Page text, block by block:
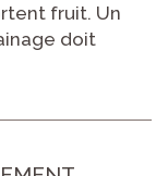
fruit. Un
doit